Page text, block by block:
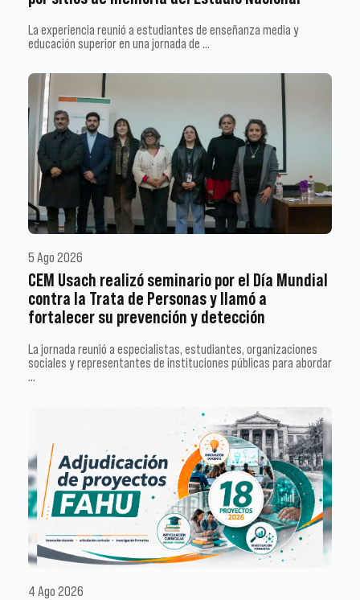
La experiencia reunió a estudiantes de enseñanza media y
educación superior en una jornada de …
5 Ago 2026
CEM Usach realizó seminario por el Día Mundial
contra la Trata de Personas y llamó a
fortalecer su prevención y detección
La jornada reunió a especialistas, estudiantes, organizaciones
sociales y representantes de instituciones públicas para abordar
…
4 Ago 2026